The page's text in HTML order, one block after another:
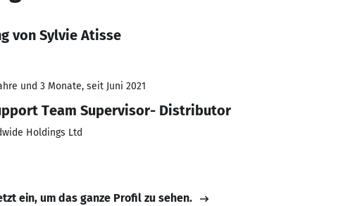
von Sylvie Atisse
und 3 Monate, seit Juni 2021
Team Supervisor- Distributor
Holdings Ltd
ein, um das ganze Profil zu sehen.